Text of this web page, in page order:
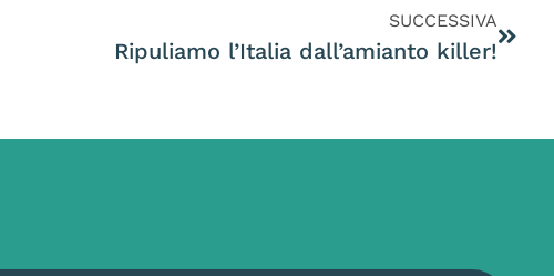
SUCCESSIVA
Ripuliamo l’Italia dall’amianto killer!